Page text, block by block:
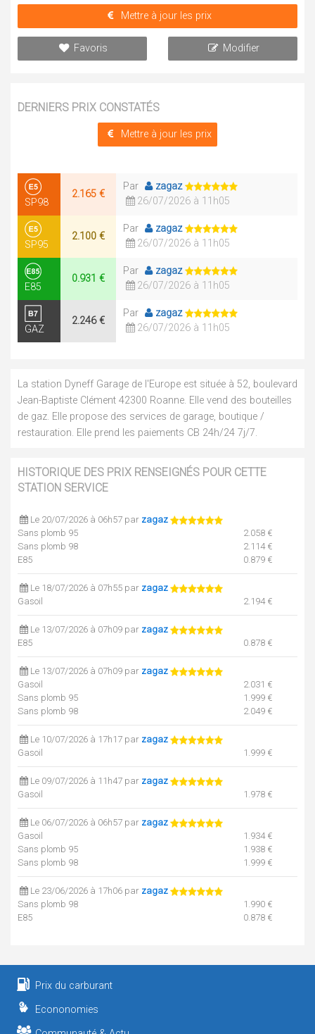
Mettre à jour les prix
Favoris Modifier
DERNIERS PRIX CONSTATÉS
Mettre à jour les prix
SP98
2.165 €
Par
zagaz
26/07/2026 à 11h05
SP95
2.100 €
Par
zagaz
26/07/2026 à 11h05
E85
0.931 €
Par
zagaz
26/07/2026 à 11h05
GAZ
2.246 €
Par
zagaz
26/07/2026 à 11h05
La station Dyneff Garage de l'Europe est située à 52, boulevard
Jean-Baptiste Clément 42300 Roanne. Elle vend des bouteilles
de gaz. Elle propose des services de garage, boutique /
restauration. Elle prend les paiements CB 24h/24 7j/7.
HISTORIQUE DES PRIX RENSEIGNÉS POUR CETTE
STATION SERVICE
Le 20/07/2026 à 06h57 par zagaz
Sans plomb 95
2.058 €
Sans plomb 98
2.114 €
E85
0.879 €
Le 18/07/2026 à 07h55 par zagaz
Gasoil
2.194 €
Le 13/07/2026 à 07h09 par zagaz
E85
0.878 €
Le 13/07/2026 à 07h09 par zagaz
Gasoil
2.031 €
Sans plomb 95
1.999 €
Sans plomb 98
2.049 €
Le 10/07/2026 à 17h17 par zagaz
Gasoil
1.999 €
Le 09/07/2026 à 11h47 par zagaz
Gasoil
1.978 €
Le 06/07/2026 à 06h57 par zagaz
Gasoil
1.934 €
Sans plomb 95
1.938 €
Sans plomb 98
1.999 €
Le 23/06/2026 à 17h06 par zagaz
Sans plomb 98
1.990 €
E85
0.878 €
Le 22/06/2026 à 09h27 par
Gasoil
Le 15/06/2026 à 06h57 par
Prix du carburant
Econonomies